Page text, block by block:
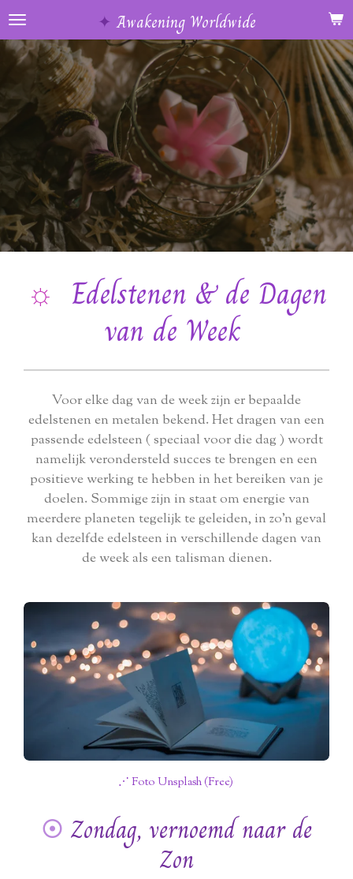
Ga
direct
naar
hoofdinhoud
✦ Awakening Worldwide
☼ Edelstenen & de Dagen
van de Week
Voor elke dag van de week zijn ​​er bepaalde
edelstenen en metalen bekend. Het dragen van een
passende edelsteen ( speciaal voor die dag ) wordt
namelijk verondersteld succes te brengen en een
positieve werking te hebben in het bereiken van je
doelen. Sommige zijn in staat om energie van
meerdere planeten tegelijk te geleiden, in zo'n geval
kan dezelfde edelsteen in verschillende dagen van
de week als een talisman dienen.
⋰ Foto Unsplash (Free)
☉ Zondag, vernoemd naar de
Zon